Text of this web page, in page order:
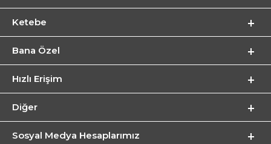
Ketebe
Bana Özel
Hızlı Erişim
Diğer
Sosyal Medya Hesaplarımız